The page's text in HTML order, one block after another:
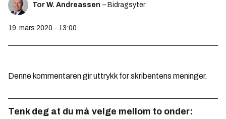
Tor W. Andreassen – Bidragsyter
19. mars 2020 - 13:00
Denne kommentaren gir uttrykk for skribentens meninger.
Tenk deg at du må velge mellom to onder: